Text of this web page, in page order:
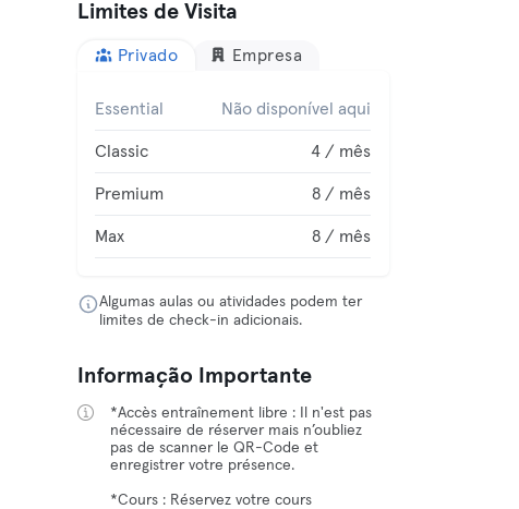
Limites de Visita
Privado Empresa
Essential Não disponível aqui
Classic 4 / mês
Premium 8 / mês
Max 8 / mês
Algumas aulas ou atividades podem ter
limites de check-in adicionais.
Informação Importante
*Accès entraînement libre : Il n'est pas
nécessaire de réserver mais n’oubliez
pas de scanner le QR-Code et
enregistrer votre présence.
*Cours : Réservez votre cours